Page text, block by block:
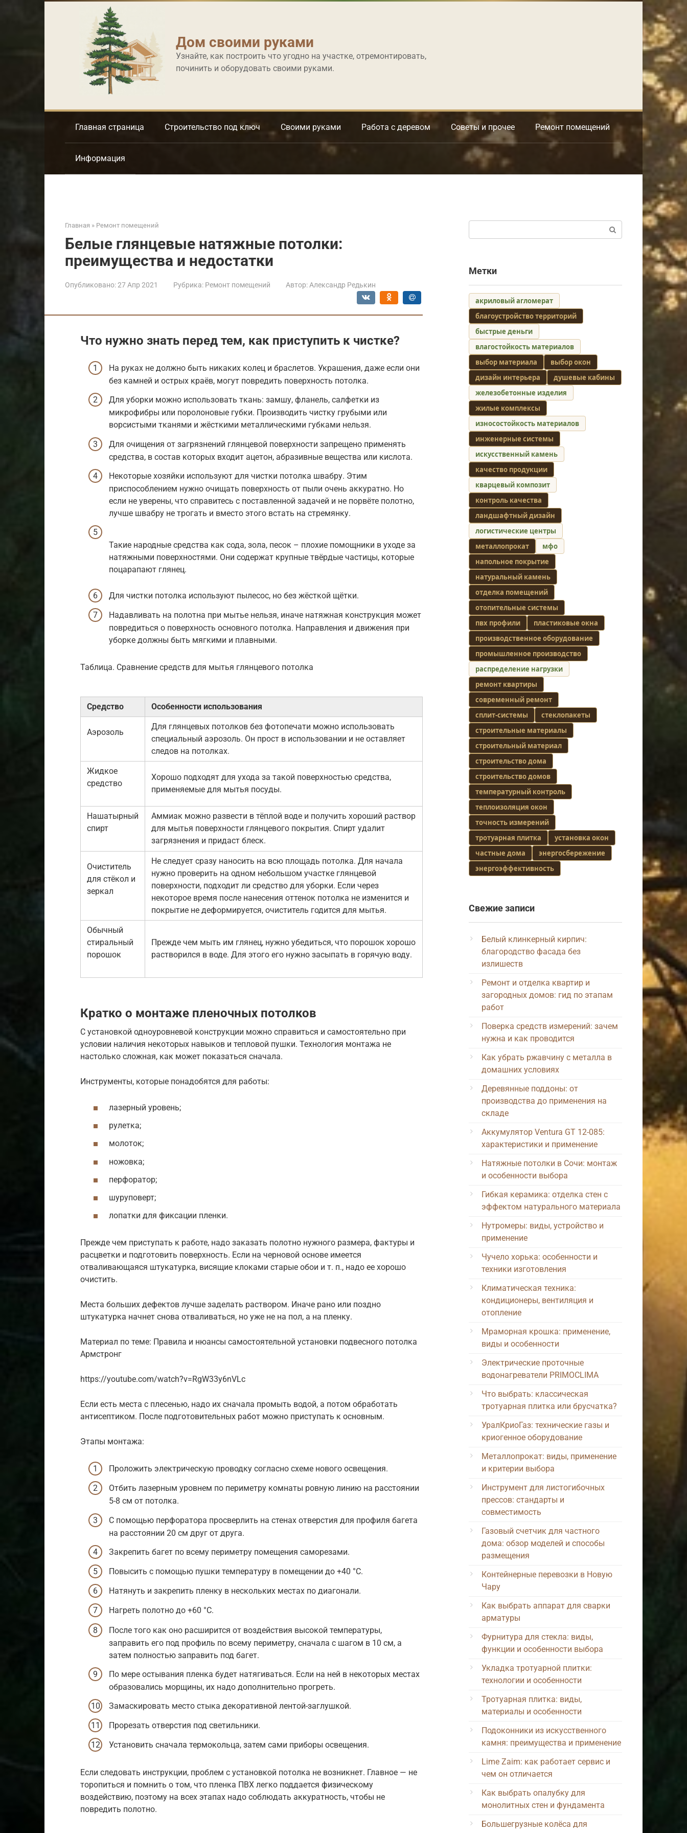
Дом своими руками
Узнайте, как построить что угодно на участке, отремонтировать,
починить и оборудовать своими руками.
Главная страница Строительство под ключ Своими руками Работа с деревом Советы и прочее Ремонт помещений
Информация
Главная » Ремонт помещений
Белые глянцевые натяжные потолки:
преимущества и недостатки
Опубликовано:27 Апр 2021 Рубрика: Ремонт помещений Автор: Александр Редькин
Что нужно знать перед тем, как приступить к чистке?
На руках не должно быть никаких колец и браслетов. Украшения, даже если они
без камней и острых краёв, могут повредить поверхность потолка.
Для уборки можно использовать ткань: замшу, фланель, салфетки из
микрофибры или поролоновые губки. Производить чистку грубыми или
ворсистыми тканями и жёсткими металлическими губками нельзя.
Для очищения от загрязнений глянцевой поверхности запрещено применять
средства, в состав которых входит ацетон, абразивные вещества или кислота.
Некоторые хозяйки используют для чистки потолка швабру. Этим
приспособлением нужно очищать поверхность от пыли очень аккуратно. Но
если не уверены, что справитесь с поставленной задачей и не порвёте полотно,
лучше швабру не трогать и вместо этого встать на стремянку.
Такие народные средства как сода, зола, песок – плохие помощники в уходе за
натяжными поверхностями. Они содержат крупные твёрдые частицы, которые
поцарапают глянец.
Для чистки потолка используют пылесос, но без жёсткой щётки.
Надавливать на полотна при мытье нельзя, иначе натяжная конструкция может
повредиться о поверхность основного потолка. Направления и движения при
уборке должны быть мягкими и плавными.
Таблица. Сравнение средств для мытья глянцевого потолка
Средство Особенности использования
Аэрозоль
Для глянцевых потолков без фотопечати можно использовать
специальный аэрозоль. Он прост в использовании и не оставляет
следов на потолках.
Жидкое
средство
Хорошо подходят для ухода за такой поверхностью средства,
применяемые для мытья посуды.
Нашатырный
спирт
Аммиак можно развести в тёплой воде и получить хороший раствор
для мытья поверхности глянцевого покрытия. Спирт удалит
загрязнения и придаст блеск.
Очиститель
для стёкол и
зеркал
Не следует сразу наносить на всю площадь потолка. Для начала
нужно проверить на одном небольшом участке глянцевой
поверхности, подходит ли средство для уборки. Если через
некоторое время после нанесения оттенок потолка не изменится и
покрытие не деформируется, очиститель годится для мытья.
Обычный
стиральный
порошок
Прежде чем мыть им глянец, нужно убедиться, что порошок хорошо
растворился в воде. Для этого его нужно засыпать в горячую воду.
Кратко о монтаже пленочных потолков
С установкой одноуровневой конструкции можно справиться и самостоятельно при
условии наличия некоторых навыков и тепловой пушки. Технология монтажа не
настолько сложная, как может показаться сначала.
Инструменты, которые понадобятся для работы:
лазерный уровень;
рулетка;
молоток;
ножовка;
перфоратор;
шуруповерт;
лопатки для фиксации пленки.
Прежде чем приступать к работе, надо заказать полотно нужного размера, фактуры и
расцветки и подготовить поверхность. Если на черновой основе имеется
отваливающаяся штукатурка, висящие клоками старые обои и т. п., надо ее хорошо
очистить.
Места больших дефектов лучше заделать раствором. Иначе рано или поздно
штукатурка начнет снова отваливаться, но уже не на пол, а на пленку.
Материал по теме: Правила и нюансы самостоятельной установки подвесного потолка
Армстронг
https://youtube.com/watch?v=RgW33y6nVLc
Если есть места с плесенью, надо их сначала промыть водой, а потом обработать
антисептиком. После подготовительных работ можно приступать к основным.
Этапы монтажа:
Проложить электрическую проводку согласно схеме нового освещения.
Отбить лазерным уровнем по периметру комнаты ровную линию на расстоянии
5-8 см от потолка.
С помощью перфоратора просверлить на стенах отверстия для профиля багета
на расстоянии 20 см друг от друга.
Закрепить багет по всему периметру помещения саморезами.
Повысить с помощью пушки температуру в помещении до +40 °С.
Натянуть и закрепить пленку в нескольких местах по диагонали.
Нагреть полотно до +60 °С.
После того как оно расширится от воздействия высокой температуры,
заправить его под профиль по всему периметру, сначала с шагом в 10 см, а
затем полностью заправить под багет.
По мере остывания пленка будет натягиваться. Если на ней в некоторых местах
образовались морщины, их надо дополнительно прогреть.
Замаскировать место стыка декоративной лентой-заглушкой.
Прорезать отверстия под светильники.
Установить сначала термокольца, затем сами приборы освещения.
Если следовать инструкции, проблем с установкой потолка не возникнет. Главное — не
торопиться и помнить о том, что пленка ПВХ легко поддается физическому
воздействию, поэтому на всех этапах надо соблюдать аккуратность, чтобы не
повредить полотно.
Метки
акриловый агломерат
благоустройство территорий
быстрые деньги
влагостойкость материалов
выбор материала
выбор окон
дизайн интерьера
душевые кабины
железобетонные изделия
жилые комплексы
износостойкость материалов
инженерные системы
искусственный камень
качество продукции
кварцевый композит
контроль качества
ландшафтный дизайн
логистические центры
металлопрокат
мфо
напольное покрытие
натуральный камень
отделка помещений
отопительные системы
пвх профили
пластиковые окна
производственное оборудование
промышленное производство
распределение нагрузки
ремонт квартиры
современный ремонт
сплит-системы
стеклопакеты
строительные материалы
строительный материал
строительство дома
строительство домов
температурный контроль
теплоизоляция окон
точность измерений
тротуарная плитка
установка окон
частные дома
энергосбережение
энергоэффективность
Свежие записи
Белый клинкерный кирпич:
благородство фасада без
излишеств
Ремонт и отделка квартир и
загородных домов: гид по этапам
работ
Поверка средств измерений: зачем
нужна и как проводится
Как убрать ржавчину с металла в
домашних условиях
Деревянные поддоны: от
производства до применения на
складе
Аккумулятор Ventura GT 12-085:
характеристики и применение
Натяжные потолки в Сочи: монтаж
и особенности выбора
Гибкая керамика: отделка стен с
эффектом натурального материала
Нутромеры: виды, устройство и
применение
Чучело хорька: особенности и
техники изготовления
Климатическая техника:
кондиционеры, вентиляция и
отопление
Мраморная крошка: применение,
виды и особенности
Электрические проточные
водонагреватели PRIMOCLIMA
Что выбрать: классическая
тротуарная плитка или брусчатка?
УралКриоГаз: технические газы и
криогенное оборудование
Металлопрокат: виды, применение
и критерии выбора
Инструмент для листогибочных
прессов: стандарты и
совместимость
Газовый счетчик для частного
дома: обзор моделей и способы
размещения
Контейнерные перевозки в Новую
Чару
Как выбрать аппарат для сварки
арматуры
Фурнитура для стекла: виды,
функции и особенности выбора
Укладка тротуарной плитки:
технологии и особенности
Тротуарная плитка: виды,
материалы и особенности
Подоконники из искусственного
камня: преимущества и применение
Lime Zaim: как работает сервис и
чем он отличается
Как выбрать опалубку для
монолитных стен и фундамента
Большегрузные колёса для